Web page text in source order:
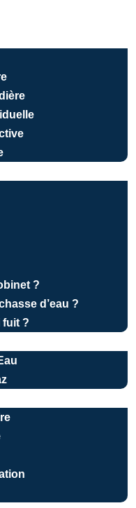
?
d’eau ?
fuit ?